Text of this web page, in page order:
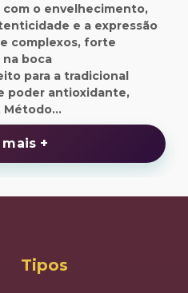
com o envelhecimento,
e a expressão
complexos, forte
boca
para a tradicional
poder antioxidante,
Método…
+
Tipos